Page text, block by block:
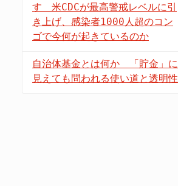
す 米CDCが最高警戒レベルに引
き上げ、感染者1000人超のコン
ゴで今何が起きているのか
自治体基金とは何か 「貯金」に
見えても問われる使い道と透明性